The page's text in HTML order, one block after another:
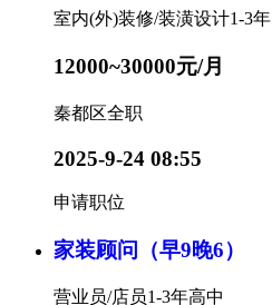
室内(外)装修/装潢设计1-3年
12000~30000元/月
秦都区全职
2025-9-24 08:55
申请职位
家装顾问（早9晚6）
营业员/店员1-3年高中